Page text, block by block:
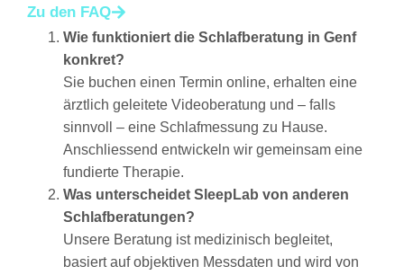
Zu den FAQ
Wie funktioniert die Schlafberatung in Genf
konkret?
Sie buchen einen Termin online, erhalten eine
ärztlich geleitete Videoberatung und – falls
sinnvoll – eine Schlafmessung zu Hause.
Anschliessend entwickeln wir gemeinsam eine
fundierte Therapie.
Was unterscheidet SleepLab von anderen
Schlafberatungen?
Unsere Beratung ist medizinisch begleitet,
basiert auf objektiven Messdaten und wird von